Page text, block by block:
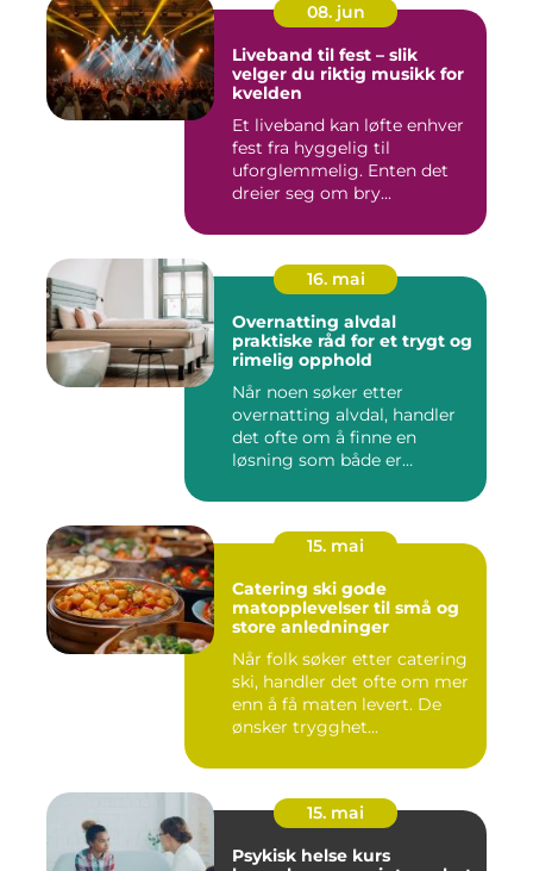
08. jun
Liveband til fest – slik
velger du riktig musikk for
kvelden
Et liveband kan løfte enhver
fest fra hyggelig til
uforglemmelig. Enten det
dreier seg om bry...
16. mai
Overnatting alvdal
praktiske råd for et trygt og
rimelig opphold
Når noen søker etter
overnatting alvdal, handler
det ofte om å finne en
løsning som både er
15. mai
Catering ski gode
matopplevelser til små og
store anledninger
Når folk søker etter catering
ski, handler det ofte om mer
enn å få maten levert. De
ønsker trygghet...
15. mai
Psykisk helse kurs